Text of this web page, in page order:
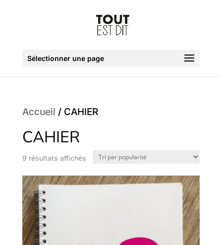
Sélectionner une page
Accueil / CAHIER
CAHIER
9 résultats affichésTrié